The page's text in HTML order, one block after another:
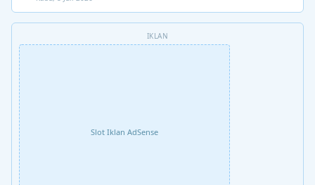
IKLAN
Slot Iklan AdSense